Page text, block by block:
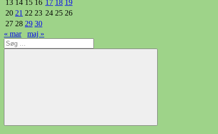
13 14 15 16 17 18 19
20 21 22 23 24 25 26
27 28 29 30
« mar
maj »
Søg
efter:
Søg